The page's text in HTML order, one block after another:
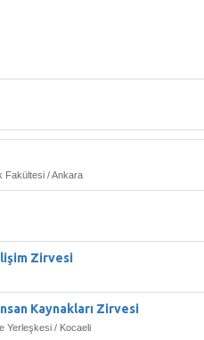
Fakültesi / Ankara
Zirvesi
Kaynakları Zirvesi
Yerleşkesi / Kocaeli